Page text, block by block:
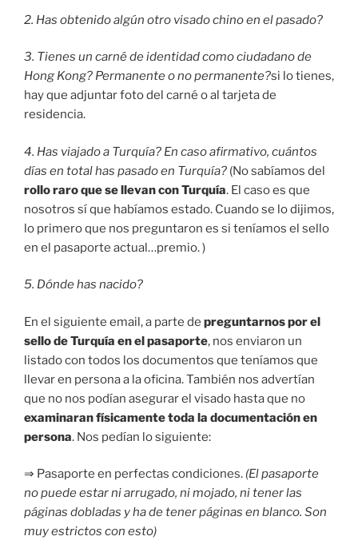
2. Has obtenido algún otro visado chino en el pasado?
3. Tienes un carné de identidad como ciudadano de
Hong Kong? Permanente o no permanente?si lo tienes,
hay que adjuntar foto del carné o al tarjeta de
residencia.
4. Has viajado a Turquía? En caso afirmativo, cuántos
días en total has pasado en Turquía? (No sabíamos del
rollo raro que se llevan con Turquía. El caso es que
nosotros sí que habíamos estado. Cuando se lo dijimos,
lo primero que nos preguntaron es si teníamos el sello
en el pasaporte actual…premio. )
5. Dónde has nacido?
En el siguiente email, a parte de preguntarnos por el
sello de Turquía en el pasaporte, nos enviaron un
listado con todos los documentos que teníamos que
llevar en persona a la oficina. También nos advertían
que no nos podían asegurar el visado hasta que no
examinaran físicamente toda la documentación en
persona. Nos pedían lo siguiente:
⇒ Pasaporte en perfectas condiciones. (El pasaporte
no puede estar ni arrugado, ni mojado, ni tener las
páginas dobladas y ha de tener páginas en blanco. Son
muy estrictos con esto)